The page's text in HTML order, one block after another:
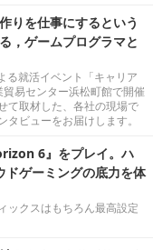
りを仕事にするという
，ゲームプログラマと
就活イベント「キャリア
易センター浜松町館で開催
て取材した、各社の現場で
ビューをお届けします。
6』をプレイ。ハ
ドゲーミングの底力を体
ックスはもちろん最高設定